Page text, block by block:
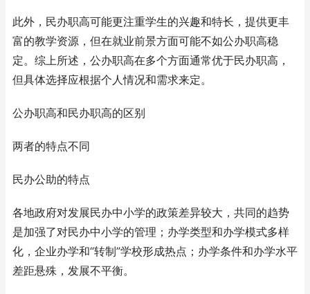
此外，民办职高可能更注重学生的兴趣和特长，提供更丰
富的教学资源，但在就业前景方面可能不如公办职高稳
定。综上所述，公办职高在多个方面通常优于民办职高，
但具体选择应根据个人情况和需求来定。
公办职高和民办职高的区别
两者的特点不同
民办公助的特点
各地政府对发展民办中小学的政策差异较大，共同的趋势
是加强了对民办中小学的管理；办学类型和办学模式多样
化，企业办学和“转制”学校形成热点；办学条件和办学水平
差距悬殊，发展不平衡。